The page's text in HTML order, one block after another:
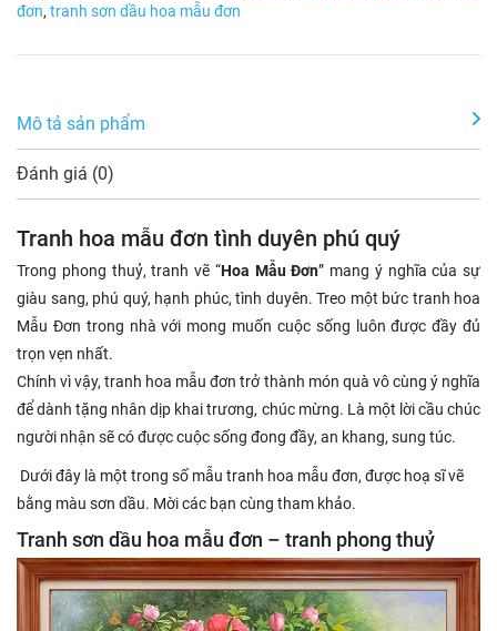
đơn, tranh sơn dầu hoa mẫu đơn
Mô tả sản phẩm
Đánh giá (0)
Tranh hoa mẫu đơn tình duyên phú quý
Trong phong thuỷ, tranh vẽ “Hoa Mẫu Đơn” mang ý nghĩa của sự
giàu sang, phú quý, hạnh phúc, tình duyên. Treo một bức tranh hoa
Mẫu Đơn trong nhà với mong muốn cuộc sống luôn được đầy đủ
trọn vẹn nhất.
Chính vì vậy, tranh hoa mẫu đơn trở thành món quà vô cùng ý nghĩa
để dành tặng nhân dịp khai trương, chúc mừng. Là một lời cầu chúc
người nhận sẽ có được cuộc sống đong đầy, an khang, sung túc.
Dưới đây là một trong số mẫu tranh hoa mẫu đơn, được hoạ sĩ vẽ
bằng màu sơn dầu. Mời các bạn cùng tham khảo.
Tranh sơn dầu hoa mẫu đơn – tranh phong thuỷ